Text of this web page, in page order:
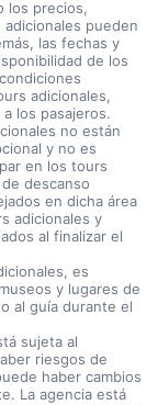
los precios,
pueden
las fechas y
de los
adicionales,
los pasajeros.
no están
y no es
en los tours
descanso
en dicha área
adicionales y
al finalizar el
es
y lugares de
al guía durante el
sujeta al
riesgos de
haber cambios
La agencia está